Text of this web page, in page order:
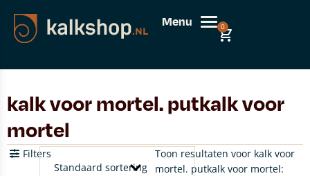
Menu 0
kalk voor mortel. putkalk voor
mortel
Toon resultaten voor kalk voor
mortel. putkalk voor mortel:
Filters